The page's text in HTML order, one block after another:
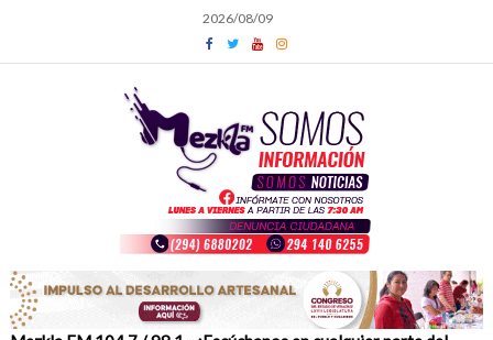
content
2026/08/09